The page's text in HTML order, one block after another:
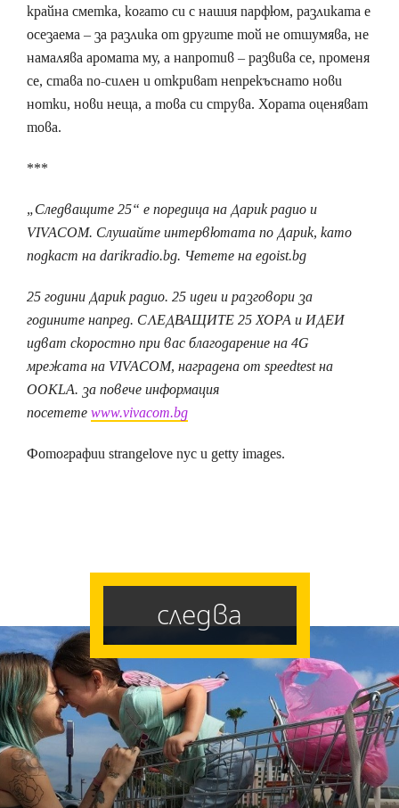
крайна сметка, когато си с нашия парфюм, разликата е
осезаема – за разлика от другите той не отшумява, не
намалява аромата му, а напротив – развива се, променя
се, става по-силен и откриват непрекъснато нови
нотки, нови неща, а това си струва. Хората оценяват
това.
***
„Следващите 25“ е поредица на Дарик радио и
VIVACOM. Слушайте интервютата по Дарик, като
подкаст на darikradio.bg. Четете на egoist.bg
25 години Дарик радио. 25 идеи и разговори за
годините напред. СЛЕДВАЩИТЕ 25 ХОРА и ИДЕИ
идват скоростно при вас благодарение на 4G
мрежата на VIVACOM, наградена от speedtest на
OOKLA. за повече информация
посететеwww.vivacom.bg
Фотографии strangelove nyc и getty images.
следва